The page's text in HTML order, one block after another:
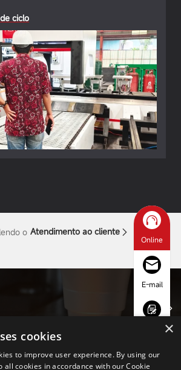
ciclo
o Atendimento ao cliente
Online
E-mail
Inquérito×
cookies
to improve user experience. By using our
all cookies in accordance with our Cookie